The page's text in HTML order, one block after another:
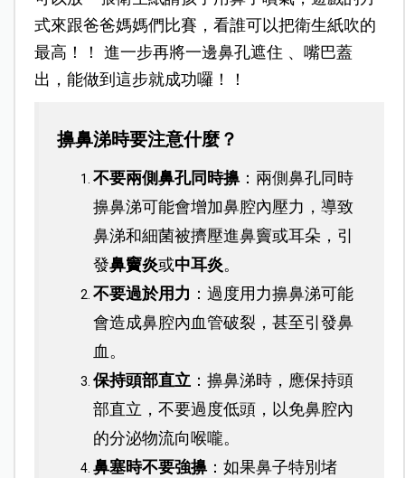
式來跟爸爸媽媽們比賽，看誰可以把衛生紙吹的
最高！！ 進一步再將一邊鼻孔遮住 、嘴巴蓋
出，能做到這步就成功囉！！
擤鼻涕時要注意什麼？
不要兩側鼻孔同時擤：兩側鼻孔同時
擤鼻涕可能會增加鼻腔內壓力，導致
鼻涕和細菌被擠壓進鼻竇或耳朵，引
發鼻竇炎或中耳炎。
不要過於用力 ：過度用力擤鼻涕可能
會造成鼻腔內血管破裂，甚至引發鼻
血。
保持頭部直立：擤鼻涕時，應保持頭
部直立，不要過度低頭，以免鼻腔內
的分泌物流向喉嚨。
鼻塞時不要強擤：如果鼻子特別堵